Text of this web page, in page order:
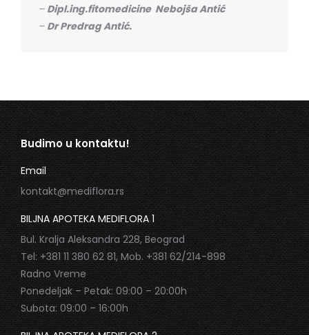
– Dipl.ing.fitomedicine Nebojša Antić
– Dr Predrag Antić.
Budimo u kontaktu!
Email
kontakt@mediflora.rs
BILJNA APOTEKA MEDIFLORA 1
Bul. Kralja Aleksandra 228, Beograd
Tel: +381 11 380 62 81, Mob. +381 62/214-898
Radno Vreme
Ponedeljak – Petak: 09:00 – 20:00h
Subota: 09:00 – 16:00h